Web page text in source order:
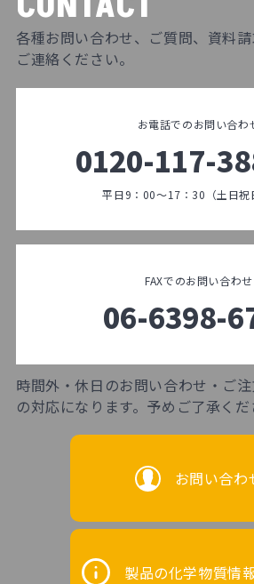
各種お問い合わせ、ご質問、資料
ご連絡ください。
お電話でのお問い合わ
0120-117-
平日9：00～17：30（土日祝
FAXでのお問い合わせ
06-6398-
時間外・休日のお問い合わせ・ご
の対応になります。予めご了承くだ
お問い合わ
製品の化学物質情